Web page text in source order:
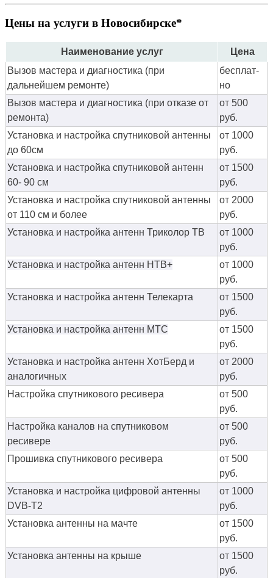
Цены на услуги в Новосибирске*
Наименование услуг
Цена
Вызов мастера и диагностика (при
дальнейшем ремонте)
бес­плат­
но
Вызов мастера и диагностика (при отказе от
ремонта)
от 500
руб.
Установка и настройка спутниковой антенны
до 60см
от 1000
руб.
Установка и настройка спутниковой антенн
60- 90 см
от 1500
руб.
Установка и настройка спутниковой антенны
от 110 см и более
от 2000
руб.
Установка и настройка антенн Триколор ТВ
от 1000
руб.
Установка и настройка антенн НТВ+
от 1000
руб.
Установка и настройка антенн Телекарта
от 1500
руб.
Установка и настройка антенн МТС
от 1500
руб.
Установка и настройка антенн ХотБерд и
аналогичных
от 2000
руб.
Настройка спутникового ресивера
от 500
руб.
Настройка каналов на спутниковом
ресивере
от 500
руб.
Прошивка спутникового ресивера
от 500
руб.
Установка и настройка цифровой антенны
DVB-T2
от 1000
руб.
Установка антенны на мачте
от 1500
руб.
Установка антенны на крыше
от 1500
руб.